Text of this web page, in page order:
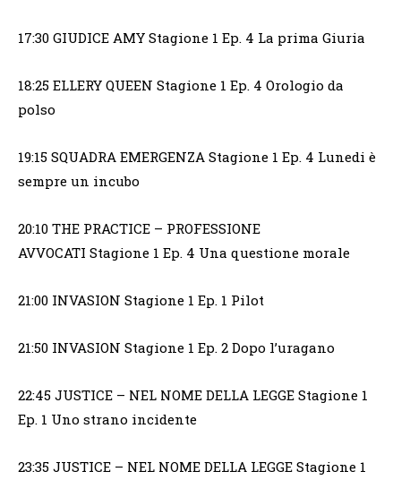
17:30 GIUDICE AMY Stagione 1 Ep. 4 La prima Giuria
18:25 ELLERY QUEEN Stagione 1 Ep. 4 Orologio da
polso
19:15 SQUADRA EMERGENZA Stagione 1 Ep. 4 Lunedi è
sempre un incubo
20:10 THE PRACTICE – PROFESSIONE
AVVOCATI Stagione 1 Ep. 4 Una questione morale
21:00 INVASION Stagione 1 Ep. 1 Pilot
21:50 INVASION Stagione 1 Ep. 2 Dopo l’uragano
22:45 JUSTICE – NEL NOME DELLA LEGGE Stagione 1
Ep. 1 Uno strano incidente
23:35 JUSTICE – NEL NOME DELLA LEGGE Stagione 1